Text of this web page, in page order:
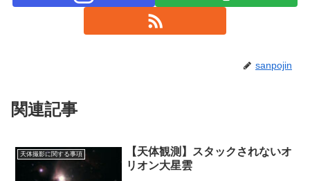
sanpojin
関連記事
天体撮影に関する事項
【天体観測】スタックされないオ
リオン大星雲